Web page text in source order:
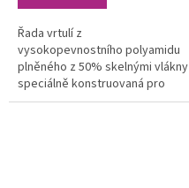
Řada vrtulí z
vysokopevnostního polyamidu
plněného z 50% skelnými vlákny
speciálně konstruovaná pro
modely se spalovacími motory.